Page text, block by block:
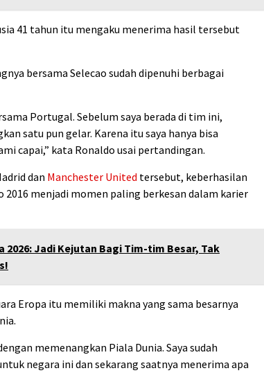
41 tahun itu mengaku menerima hasil tersebut
bersama Selecao sudah dipenuhi berbagai
Portugal. Sebelum saya berada di tim ini,
satu pun gelar. Karena itu saya hanya bisa
capai,” kata Ronaldo usai pertandingan.
dan Manchester United tersebut, keberhasilan
menjadi momen paling berkesan dalam karier
2026: Jadi Kejutan Bagi Tim-tim Besar, Tak
Eropa itu memiliki makna yang sama besarnya
memenangkan Piala Dunia. Saya sudah
negara ini dan sekarang saatnya menerima apa